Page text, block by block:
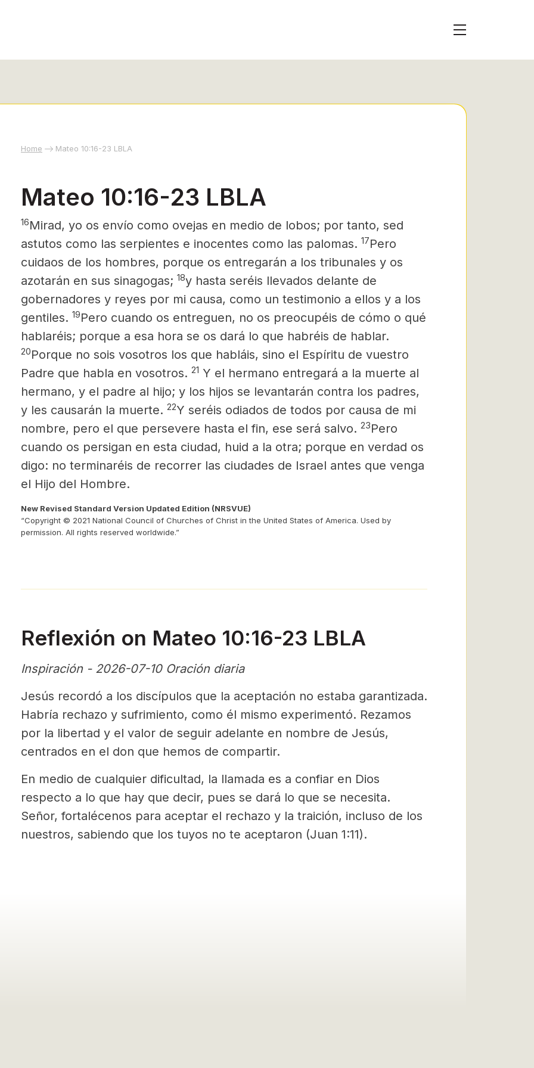
Home Mateo 10:16-23 LBLA
Mateo 10:16-23 LBLA
16Mirad, yo os envío como ovejas en medio de lobos; por tanto, sed
astutos como las serpientes e inocentes como las palomas. 17Pero
cuidaos de los hombres, porque os entregarán a los tribunales y os
azotarán en sus sinagogas; 18y hasta seréis llevados delante de
gobernadores y reyes por mi causa, como un testimonio a ellos y a los
gentiles. 19Pero cuando os entreguen, no os preocupéis de cómo o qué
hablaréis; porque a esa hora se os dará lo que habréis de hablar.
20Porque no sois vosotros los que habláis, sino el Espíritu de vuestro
Padre que habla en vosotros. 21 Y el hermano entregará a la muerte al
hermano, y el padre al hijo; y los hijos se levantarán contra los padres,
y les causarán la muerte. 22Y seréis odiados de todos por causa de mi
nombre, pero el que persevere hasta el fin, ese será salvo. 23Pero
cuando os persigan en esta ciudad, huid a la otra; porque en verdad os
digo: no terminaréis de recorrer las ciudades de Israel antes que venga
el Hijo del Hombre.
New Revised Standard Version Updated Edition (NRSVUE)
“Copyright © 2021 National Council of Churches of Christ in the United States of America. Used by
permission. All rights reserved worldwide.”
Reflexión on Mateo 10:16-23 LBLA
Inspiración - 2026-07-10 Oración diaria
Jesús recordó a los discípulos que la aceptación no estaba garantizada.
Habría rechazo y sufrimiento, como él mismo experimentó. Rezamos
por la libertad y el valor de seguir adelante en nombre de Jesús,
centrados en el don que hemos de compartir.
En medio de cualquier dificultad, la llamada es a confiar en Dios
respecto a lo que hay que decir, pues se dará lo que se necesita.
Señor, fortalécenos para aceptar el rechazo y la traición, incluso de los
nuestros, sabiendo que los tuyos no te aceptaron (Juan 1:11).